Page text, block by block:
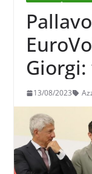
Giorgi:
giusta
modo
13/08/2023